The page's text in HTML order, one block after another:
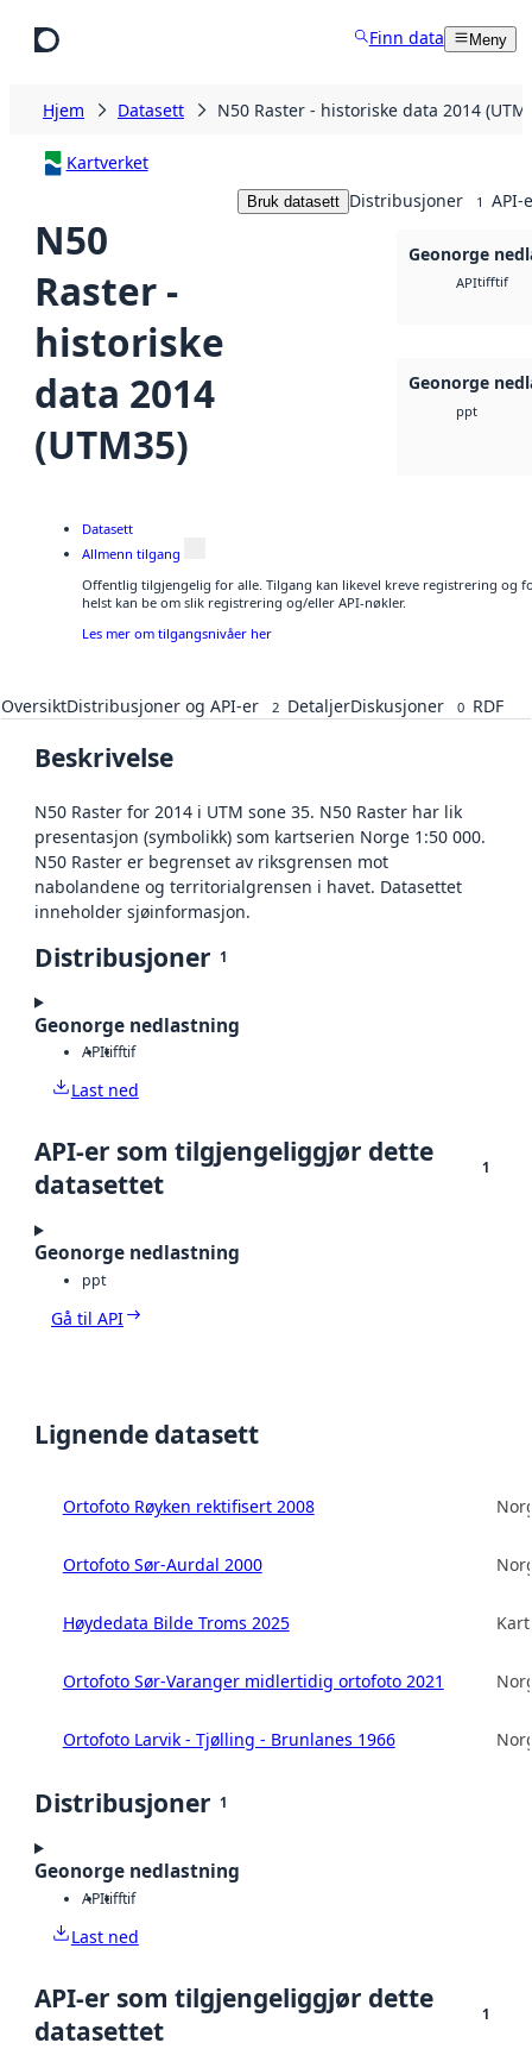
Finn data Meny
Hjem Datasett N50 Raster - historiske data 2014
Kartverket
N50
Raster -
historiske
data 2014
(UTM35)
Bruk datasett Distribusjoner 1 API-
Geonorge
APItifftif
Geonorge
ppt
Datasett
Allmenn tilgang
Offentlig tilgjengelig for alle. Tilgang kan likevel kreve registrering og
helst kan be om slik registrering og/eller API-nøkler.
Les mer om tilgangsnivåer her
OversiktDistribusjoner og API-er 2 DetaljerDiskusjoner 0 RDF
Beskrivelse
N50 Raster for 2014 i UTM sone 35. N50 Raster har lik
presentasjon (symbolikk) som kartserien Norge 1:50 000.
N50 Raster er begrenset av riksgrensen mot
nabolandene og territorialgrensen i havet. Datasettet
inneholder sjøinformasjon.
Distribusjoner 1
Geonorge nedlastning
APItifftif
Last ned
API-er som tilgjengeliggjør dette
datasettet
1
Geonorge nedlastning
ppt
Gå til API
Lignende datasett
Ortofoto Røyken rektifisert 2008
Ortofoto Sør-Aurdal 2000
Høydedata Bilde Troms 2025
Ortofoto Sør-Varanger midlertidig ortofoto 2021
Ortofoto Larvik - Tjølling - Brunlanes 1966
Distribusjoner 1
Geonorge nedlastning
APItifftif
Last ned
API-er som tilgjengeliggjør dette
datasettet
1